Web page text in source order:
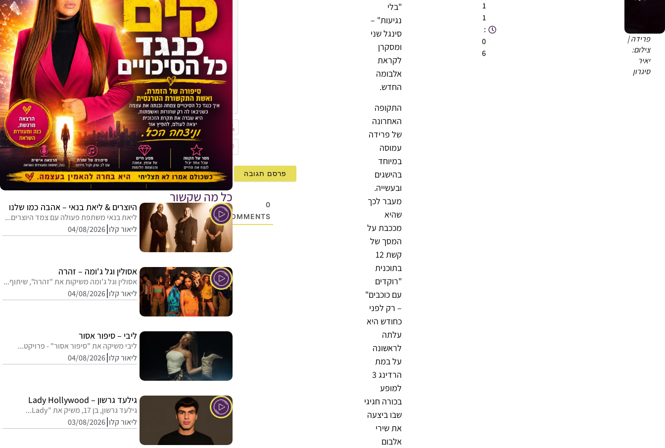
פרידה |
צילום:
יאיר
סיגרון
1
1
:
0
6
"בלי
נגיעות" –
סינגל שני
ומסקרן
לקראת
אלבומה
החדש.
התקופה
האחרונה
של פרידה
עמוסה
במיוחד
בהישגים
ובעשייה.
מעבר לכך
שהיא
מככבת על
המסך של
קשת 12
בתוכנית
"רוקדים
עם כוכבים"
– רק לפני
כחודש היא
עלתה
לראשונה
על במת
הרדינג 3
למופע
בכורה חגיגי
שבו ביצעה
את שירי
אלבום
שם
0
COMMENTS
כל מה שקשור
היוצרים & ליאת בנאי – אהבה כמו שלנו
ליאת בנאי משתפת פעולה עם צמד היוצרים...
ליאור קלו 04/08/2026
אסולין וגל ג'ומה – זהרה
אסולין וגל ג'ומה משיקות את "זהרה", שיתוף...
ליאור קלו 04/08/2026
ליבי – סיפור אסור
ליבי משיקה את "סיפור אסור" - פרויקט...
ליאור קלו 04/08/2026
גילעד גרשון – Lady Hollywood
גילעד גרשון, בן 17, משיק את "Lady...
ליאור קלו 03/08/2026